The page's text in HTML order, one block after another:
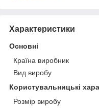
Характеристики
Основні
Країна виробник
Вид виробу
Користувальницькі
Розмір виробу